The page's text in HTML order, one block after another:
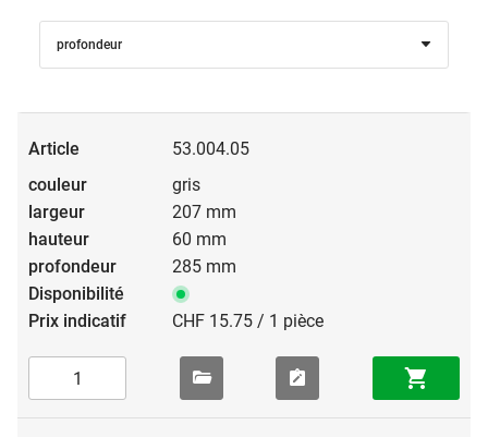
profondeur
53.004.05
gris
207 mm
60 mm
285 mm
CHF 15.75 / 1 pièce